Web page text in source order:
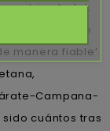
atrolak
mediante
manera fiable’
Campana-
cuántos tras